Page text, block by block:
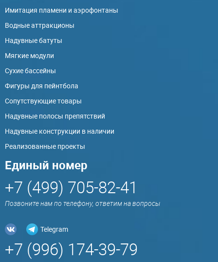
Имитация пламени и аэрофонтаны
Водные аттракционы
Надувные батуты
Мягкие модули
Сухие бассейны
Фигуры для пейнтбола
Сопутствующие товары
Надувные полосы препятствий
Надувные конструкции в наличии
Реализованные проекты
Единый номер
+7 (499) 705-82-41
Позвоните нам по телефону, ответим на вопросы
Telegram
+7 (996) 174-39-79